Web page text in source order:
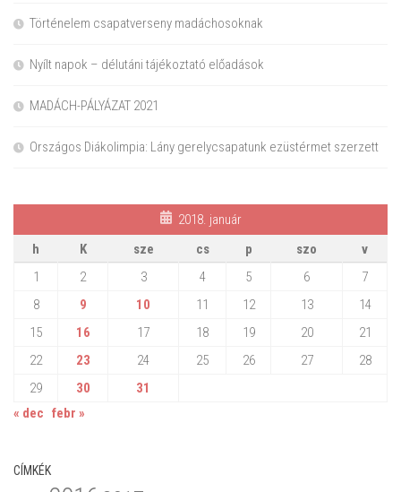
Történelem csapatverseny madáchosoknak
Nyílt napok – délutáni tájékoztató előadások
MADÁCH-PÁLYÁZAT 2021
Országos Diákolimpia: Lány gerelycsapatunk ezüstérmet szerzett
2018. január
h
K sze cs p szo
v
1
2 3 4 5 6
7
8
9 10 11 12 13
14
15
16 17 18 19 20
21
22
23 24 25 26 27
28
29
30
31
« dec febr »
CÍMKÉK